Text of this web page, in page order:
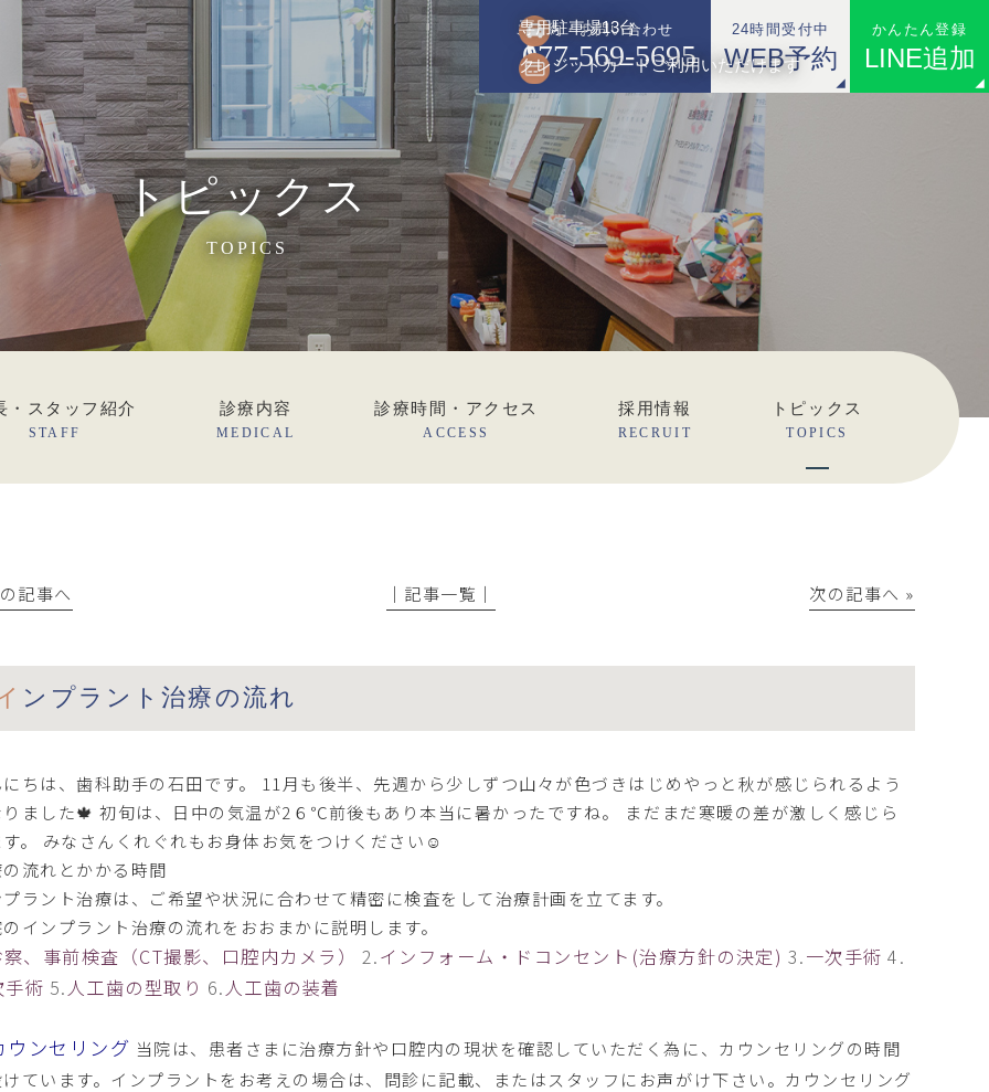
ご予約・お問い合わせ
077-569-5695
24時間受付中
WEB予約
かんたん登録
LINE追加
専用駐車場13台
クレジットカードご利用いただけます
トピックス
TOPICS
・スタッフ紹介
STAFF
診療内容
MEDICAL
診療時間・アクセス
ACCESS
採用情報
RECRUIT
トピックス
TOPICS
記事へ │記事一覧│ 次の記事へ »
インプラント治療の流れ
にちは、歯科助手の石田です。 11月も後半、先週から少しずつ山々が色づきはじめやっと秋が感じられるよう
りました🍁 初旬は、日中の気温が2６℃前後もあり本当に暑かったですね。 まだまだ寒暖の差が激しく感じら
。 みなさんくれぐれもお身体お気をつけください☺
流れとかかる時間
プラント治療は、ご希望や状況に合わせて精密に検査をして治療計画を立てます。
インプラント治療の流れをおおまかに説明します。
、事前検査（CT撮影、口腔内カメラ） 2.インフォーム・ドコンセント(治療方針の決定) 3.一次手術 4.
手術 5. 人工歯の型取り 6. 人工歯の装着
ンセリング 当院は、患者さまに治療方針や口腔内の現状を確認していただく為に、カウンセリングの時間
けています。インプラントをお考えの場合は、問診に記載、またはスタッフにお声がけ下さい。カウンセリング